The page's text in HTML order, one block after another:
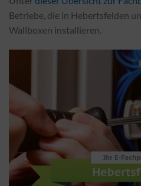
Betriebe, die in Hebertsfelden
Wallboxen installieren.